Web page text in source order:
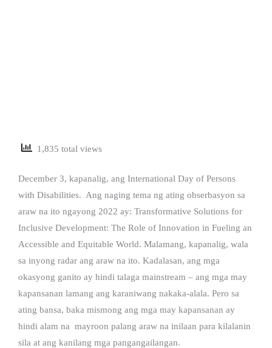
1,835 total views
December 3, kapanalig, ang International Day of Persons
with Disabilities. Ang naging tema ng ating obserbasyon sa
araw na ito ngayong 2022 ay: Transformative Solutions for
Inclusive Development: The Role of Innovation in Fueling an
Accessible and Equitable World. Malamang, kapanalig, wala
sa inyong radar ang araw na ito. Kadalasan, ang mga
okasyong ganito ay hindi talaga mainstream – ang mga may
kapansanan lamang ang karaniwang nakaka-alala. Pero sa
ating bansa, baka mismong ang mga may kapansanan ay
hindi alam na mayroon palang araw na inilaan para kilalanin
sila at ang kanilang mga pangangailangan.